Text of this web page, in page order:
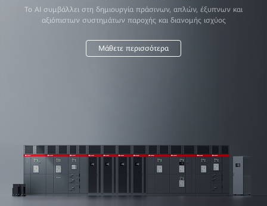
Το AI συμβάλλει στη δημιουργία πράσινων, απλών, έξυπνων και
αξιόπιστων συστημάτων παροχής και διανομής ισχύος
Μάθετε περισσότερα